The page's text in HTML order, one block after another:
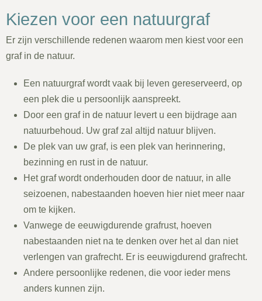
Kiezen voor een natuurgraf
Er zijn verschillende redenen waarom men kiest voor een
graf in de natuur.
Een natuurgraf wordt vaak bij leven gereserveerd, op
een plek die u persoonlijk aanspreekt.
Door een graf in de natuur levert u een bijdrage aan
natuurbehoud. Uw graf zal altijd natuur blijven.
De plek van uw graf, is een plek van herinnering,
bezinning en rust in de natuur.
Het graf wordt onderhouden door de natuur, in alle
seizoenen, nabestaanden hoeven hier niet meer naar
om te kijken.
Vanwege de eeuwigdurende grafrust, hoeven
nabestaanden niet na te denken over het al dan niet
verlengen van grafrecht. Er is eeuwigdurend grafrecht.
Andere persoonlijke redenen, die voor ieder mens
anders kunnen zijn.